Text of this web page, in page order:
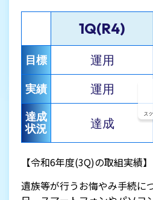
1Q(R4)
目標 運用
実績 運用
達成
状況
達成
【令和6年度(3Q)の取組実績】
遺族等が行うお悔やみ手続に